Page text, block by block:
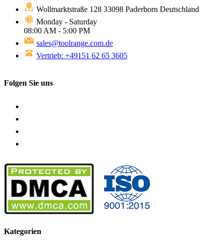
Wollmarktstraße 128 33098 Paderborn Deutschland
Monday - Saturday
08:00 AM - 5:00 PM
sales@toolrange.com.de
Vertrieb: +49151 62 65 3605
Folgen Sie uns
Kategorien